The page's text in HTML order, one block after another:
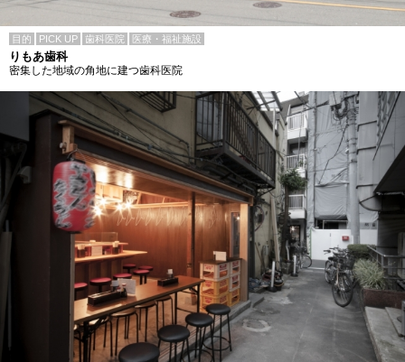
目的 PICK UP 歯科医院 医療・福祉施設
りもあ歯科
密集した地域の角地に建つ歯科医院